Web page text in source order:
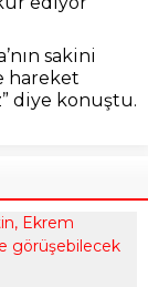
sakini
hareket
diye konuştu.